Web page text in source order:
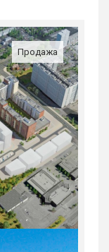
Продажа